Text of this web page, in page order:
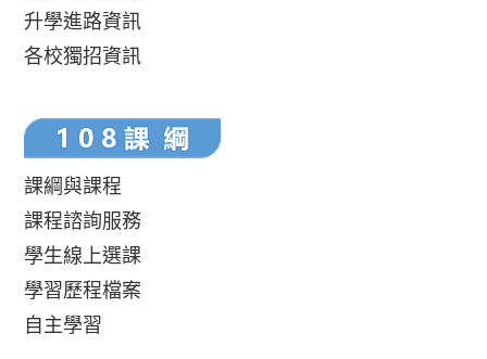
升學進路資訊
各校獨招資訊
課綱與課程
課程諮詢服務
學生線上選課
學習歷程檔案
自主學習